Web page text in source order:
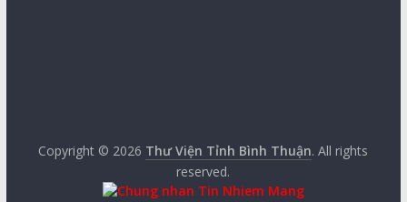
Copyright © 2026 Thư Viện Tỉnh Bình Thuận. All rights
reserved.